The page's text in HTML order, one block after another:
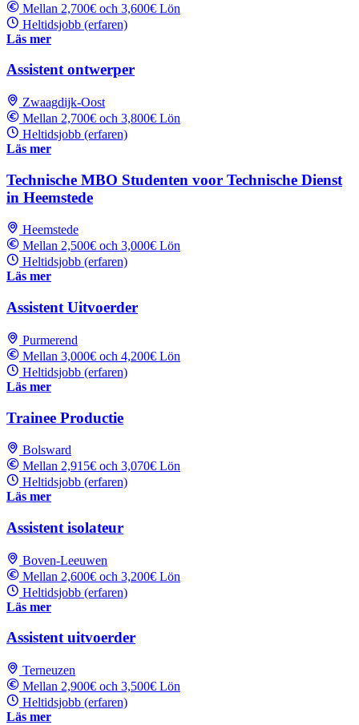
Mellan 2,700€ och 3,600€ Lön
Heltidsjobb (erfaren)
Läs mer
Assistent ontwerper
Zwaagdijk-Oost
Mellan 2,700€ och 3,800€ Lön
Heltidsjobb (erfaren)
Läs mer
Technische MBO Studenten voor Technische Dienst
in Heemstede
Heemstede
Mellan 2,500€ och 3,000€ Lön
Heltidsjobb (erfaren)
Läs mer
Assistent Uitvoerder
Purmerend
Mellan 3,000€ och 4,200€ Lön
Heltidsjobb (erfaren)
Läs mer
Trainee Productie
Bolsward
Mellan 2,915€ och 3,070€ Lön
Heltidsjobb (erfaren)
Läs mer
Assistent isolateur
Boven-Leeuwen
Mellan 2,600€ och 3,200€ Lön
Heltidsjobb (erfaren)
Läs mer
Assistent uitvoerder
Terneuzen
Mellan 2,900€ och 3,500€ Lön
Heltidsjobb (erfaren)
Läs mer